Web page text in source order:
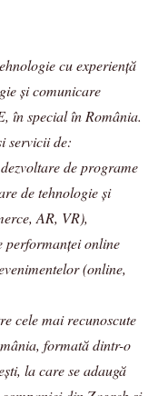
cu experiență
și comunicare
în special în România.
servicii de:
de programe
de tehnologie și
AR, VR),
performanței online
(online,
cele mai recunoscute
formată dintr-o
la care se adaugă